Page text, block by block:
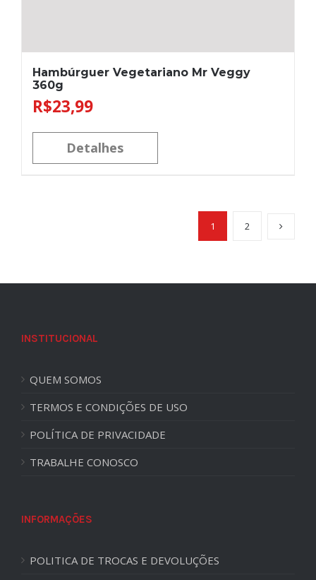
Hambúrguer Vegetariano Mr Veggy
360g
R$23,99
Detalhes
1 2
INSTITUCIONAL
QUEM SOMOS
TERMOS E CONDIÇÕES DE USO
POLÍTICA DE PRIVACIDADE
TRABALHE CONOSCO
INFORMAÇÕES
POLITICA DE TROCAS E DEVOLUÇÕES